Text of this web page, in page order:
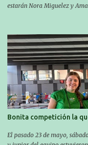
estarán Nora Miguelez y
sábado por la tarde a las
en el polideportivo Antzizar
Contreras , en una mañana
Las pruebas empezarán a las
australianas y después
participantes. Toda la
encontraréis en nuestra web,
https://
p06awl ¡Mucha suert...
Bonita competición la
El pasado 23 de mayo,